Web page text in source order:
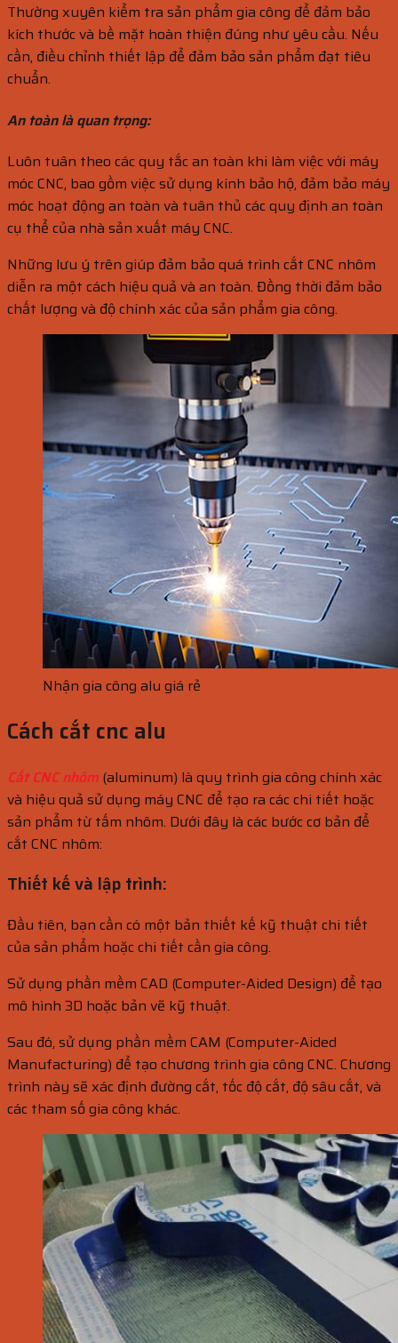
Thường xuyên kiểm tra sản phẩm gia công để đảm bảo
kích thước và bề mặt hoàn thiện đúng như yêu cầu. Nếu
cần, điều chỉnh thiết lập để đảm bảo sản phẩm đạt tiêu
chuẩn.
An toàn là quan trọng:
Luôn tuân theo các quy tắc an toàn khi làm việc với máy
móc CNC, bao gồm việc sử dụng kính bảo hộ, đảm bảo máy
móc hoạt động an toàn và tuân thủ các quy định an toàn
cụ thể của nhà sản xuất máy CNC.
Những lưu ý trên giúp đảm bảo quá trình cắt CNC nhôm
diễn ra một cách hiệu quả và an toàn. Đồng thời đảm bảo
chất lượng và độ chính xác của sản phẩm gia công.
Nhận gia công alu giá rẻ
Cách cắt cnc alu
Cắt CNC nhôm (aluminum) là quy trình gia công chính xác
và hiệu quả sử dụng máy CNC để tạo ra các chi tiết hoặc
sản phẩm từ tấm nhôm. Dưới đây là các bước cơ bản để
cắt CNC nhôm:
Thiết kế và lập trình:
Đầu tiên, bạn cần có một bản thiết kế kỹ thuật chi tiết
của sản phẩm hoặc chi tiết cần gia công.
Sử dụng phần mềm CAD (Computer-Aided Design) để tạo
mô hình 3D hoặc bản vẽ kỹ thuật.
Sau đó, sử dụng phần mềm CAM (Computer-Aided
Manufacturing) để tạo chương trình gia công CNC. Chương
trình này sẽ xác định đường cắt, tốc độ cắt, độ sâu cắt, và
các tham số gia công khác.